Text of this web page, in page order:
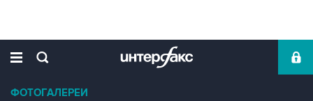
ФОТОГАЛЕРЕИ